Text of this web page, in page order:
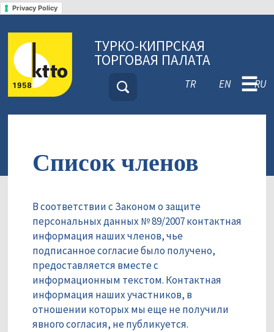
Privacy Policy
ТУРКО-КИПРСКАЯ
ТОРГОВАЯ ПАЛАТА
TR EN RU
☰
Список членов
В соответствии с Законом о защите
персональных данных № 89/2007 контактная
информация наших членов, чье
подписанное согласие было получено,
предоставляется вместе с
информационным текстом. Контактная
информация наших участников, в
отношении которых мы еще не получили
явного согласия, не публикуется.